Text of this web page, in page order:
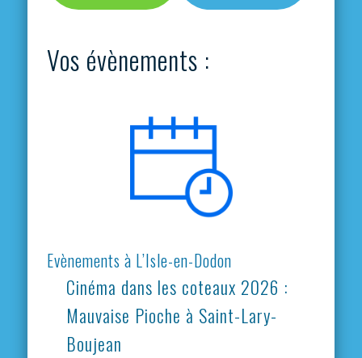
Vos évènements :
Evènements à L’Isle-en-Dodon
Cinéma dans les coteaux 2026 :
Mauvaise Pioche à Saint-Lary-
Boujean